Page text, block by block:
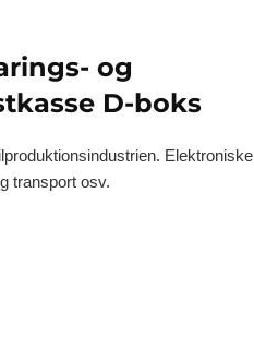
og
D-boks
Elektroniske
transport osv.